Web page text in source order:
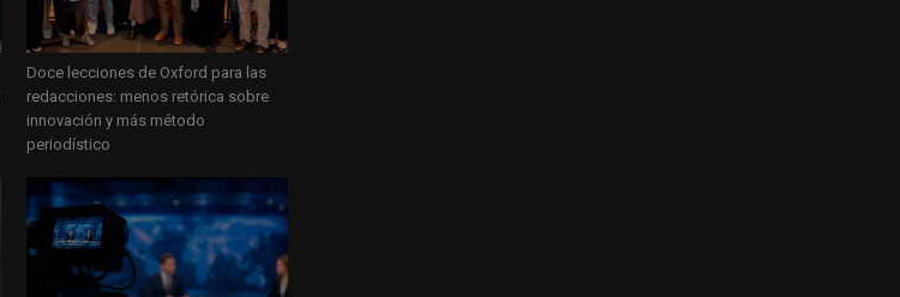
Doce lecciones de Oxford para las
redacciones: menos retórica sobre
innovación y más método
periodístico